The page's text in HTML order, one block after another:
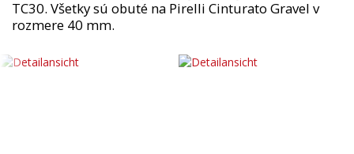
TC30. Všetky sú obuté na Pirelli Cinturato Gravel v
rozmere 40 mm.